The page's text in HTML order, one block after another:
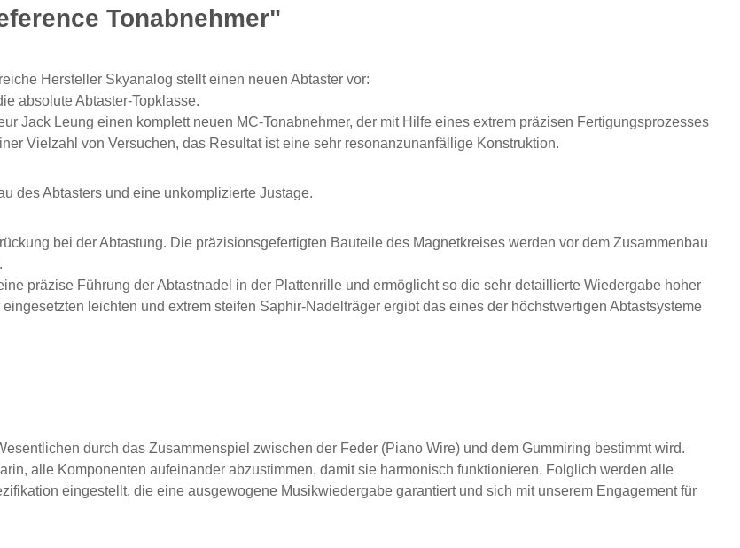
Tonabnehmer"
Hersteller Skyanalog stellt einen neuen Abtaster vor:
absolute Abtaster-Topklasse.
Jack Leung einen komplett neuen MC-Tonabnehmer, der mit Hilfe eines extrem präzisen Fertigungsprozesses
Vielzahl von Versuchen, das Resultat ist eine sehr resonanzunanfällige Konstruktion.
des Abtasters und eine unkomplizierte Justage.
bei der Abtastung. Die präzisionsgefertigten Bauteile des Magnetkreises werden vor dem Zusammenbau
präzise Führung der Abtastnadel in der Plattenrille und ermöglicht so die sehr detaillierte Wiedergabe hoher
leichten und extrem steifen Saphir-Nadelträger ergibt das eines der höchstwertigen Abtastsysteme
durch das Zusammenspiel zwischen der Feder (Piano Wire) und dem Gummiring bestimmt wird.
alle Komponenten aufeinander abzustimmen, damit sie harmonisch funktionieren. Folglich werden alle
eingestellt, die eine ausgewogene Musikwiedergabe garantiert und sich mit unserem Engagement für